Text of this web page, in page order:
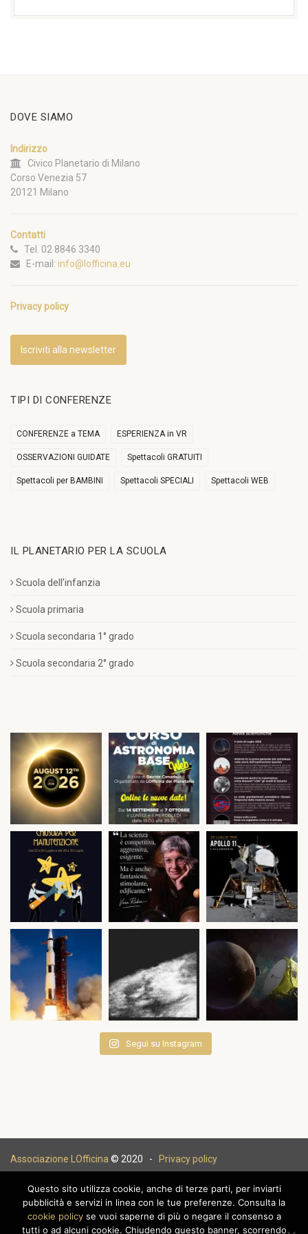
DOVE SIAMO
Indirizzo
Civico Planetario di Milano
Corso Venezia 57
20121 Milano
Contatti
Tel. 02 8846 3340
E-mail: info@lofficina.eu
Privacy policy
Iscriviti alla newsletter
TIPI DI CONFERENZE
CONFERENZE a TEMA ESPERIENZA in VR
OSSERVAZIONI GUIDATE Spettacoli GRATUITI
Spettacoli per BAMBINI Spettacoli SPECIALI Spettacoli WEB
IL PLANETARIO PER LA SCUOLA
Scuola dell’infanzia
Scuola primaria
Scuola secondaria 1° grado
Scuola secondaria 2° grado
Segui su Instagram
Associazione LOfficina © 2020 - Privacy policy
Questo sito utilizza cookie, anche di terze parti, per inviarti
pubblicità e servizi in linea con le tue preferenze. Consulta la
cookie policyse vuoi saperne di più o negare il consenso a
tutti o ad alcuni cookie. Chiudendo questo banner, scorrendo